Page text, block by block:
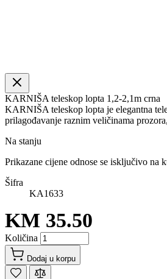
KARNIŠA teleskop lopta 1,2-2,1m crna
KARNIŠA teleskop lopta je elegantna
prilagođavanje raznim veličinama
Na stanju
Prikazane cijene odnose se isključivo na
Šifra
KA1633
KM 35.50
Količina
Dodaj u korpu